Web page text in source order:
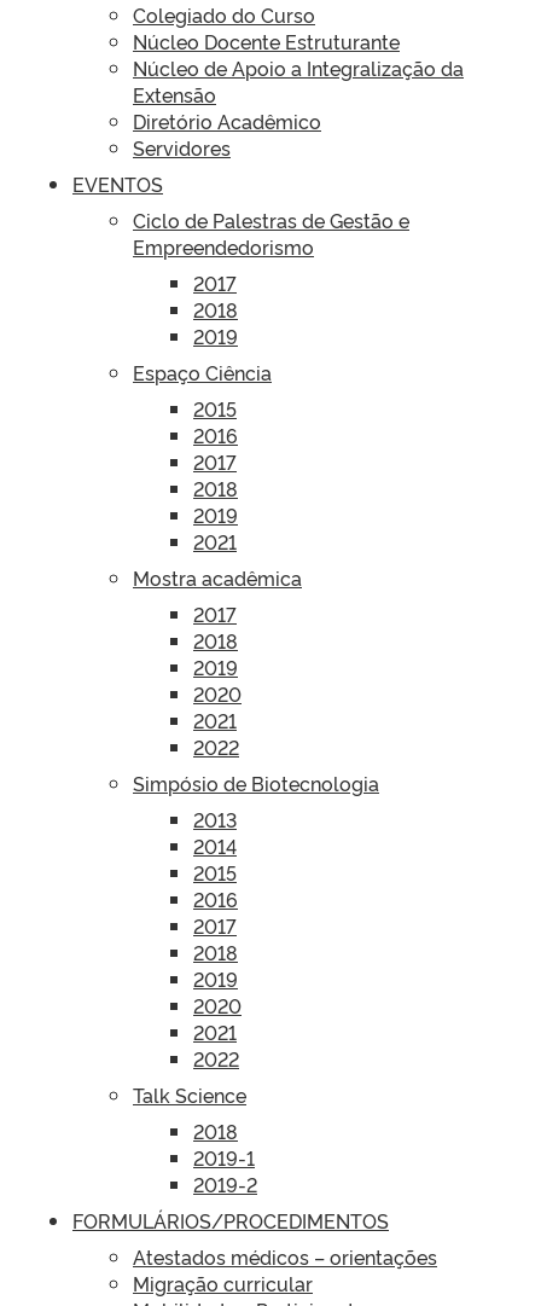
Colegiado do Curso
Núcleo Docente Estruturante
Núcleo de Apoio a Integralização da
Extensão
Diretório Acadêmico
Servidores
EVENTOS
Ciclo de Palestras de Gestão e
Empreendedorismo
2017
2018
2019
Espaço Ciência
2015
2016
2017
2018
2019
2021
Mostra acadêmica
2017
2018
2019
2020
2021
2022
Simpósio de Biotecnologia
2013
2014
2015
2016
2017
2018
2019
2020
2021
2022
Talk Science
2018
2019-1
2019-2
FORMULÁRIOS/PROCEDIMENTOS
Atestados médicos – orientações
Migração curricular